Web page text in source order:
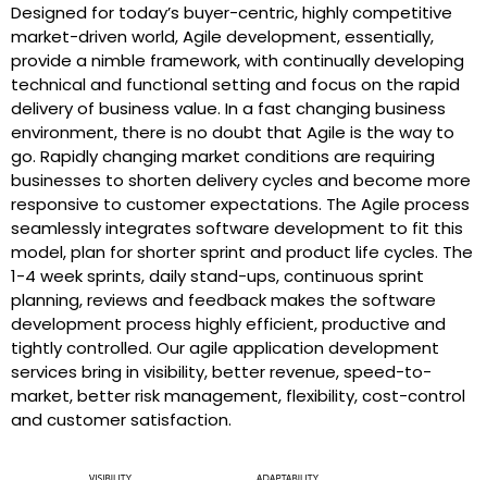
Designed for today’s buyer-centric, highly competitive
market-driven world, Agile development, essentially,
provide a nimble framework, with continually developing
technical and functional setting and focus on the rapid
delivery of business value. In a fast changing business
environment, there is no doubt that Agile is the way to
go. Rapidly changing market conditions are requiring
businesses to shorten delivery cycles and become more
responsive to customer expectations. The Agile process
seamlessly integrates software development to fit this
model, plan for shorter sprint and product life cycles. The
1-4 week sprints, daily stand-ups, continuous sprint
planning, reviews and feedback makes the software
development process highly efficient, productive and
tightly controlled. Our agile application development
services bring in visibility, better revenue, speed-to-
market, better risk management, flexibility, cost-control
and customer satisfaction.